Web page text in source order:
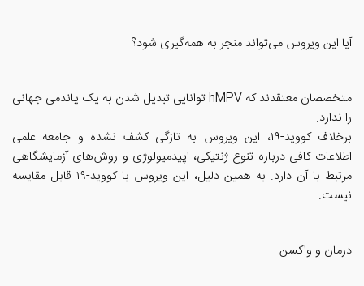
آیا این ویروس می‌تواند منجر به همه‌گیری شود؟
متخصصان معتقدند که hMPV توانایی تبدیل شدن به یک پاندمی جهانی
را ندارد.
برخلاف کووید-۱۹، این ویروس به تازگی کشف نشده و جامعه علمی
اطلاعات کافی درباره تنوع ژنتیکی، اپیدمیولوژی و روش‌های آزمایشگاهی
مرتبط با آن دارد. به همین دلیل، این ویروس با کووید-۱۹ قابل مقایسه
نیست.
درمان و واکسن